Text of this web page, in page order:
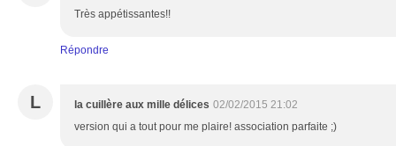
Très appétissantes!!
Répondre
L la cuillère aux mille délices 02/02/2015 21:02
version qui a tout pour me plaire! association parfaite ;)